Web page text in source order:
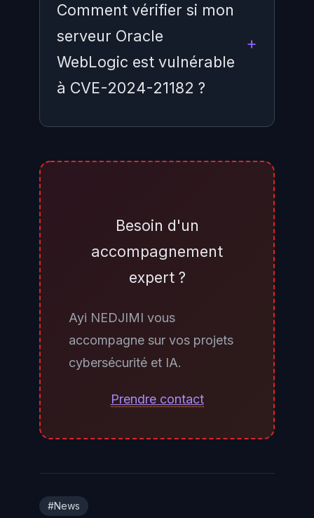
Comment vérifier si mon
serveur Oracle
WebLogic est vulnérable
à CVE-2024-21182 ?
WebLogic (section « Domain
commande
java
weblogic.version . Les versions
correctif CPU juillet 2024 sont
vulnérables. Utilisez un scanner de
vulnérabilités (Tenable Nessus,
Qualys, Rapid7) pour confirmer
depuis l'extérieur que les ports
Besoin d'un
accompagnement
expert ?
Ayi NEDJIMI vous
accompagne sur vos projets
cybersécurité et IA.
Prendre contact
#News